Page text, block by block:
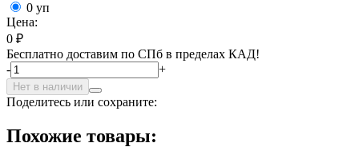
0 уп
Цена:
0 ₽
Бесплатно доставим по СПб в пределах КАД!
-
+
Нет в наличии
Поделитесь или сохраните:
Похожие товары: